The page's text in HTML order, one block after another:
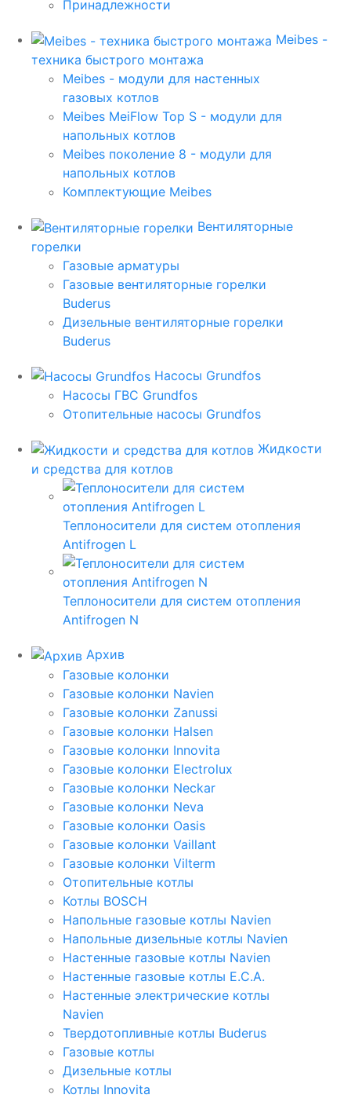
Принадлежности
Meibes -
техника быстрого монтажа
Meibes - модули для настенных
газовых котлов
Meibes MeiFlow Top S - модули для
напольных котлов
Meibes поколение 8 - модули для
напольных котлов
Комплектующие Meibes
Вентиляторные
горелки
Газовые арматуры
Газовые вентиляторные горелки
Buderus
Дизельные вентиляторные горелки
Buderus
Насосы Grundfos
Насосы ГВС Grundfos
Отопительные насосы Grundfos
Жидкости
и средства для котлов
Теплоносители для систем отопления
Antifrogen L
Теплоносители для систем отопления
Antifrogen N
Архив
Газовые колонки
Газовые колонки Navien
Газовые колонки Zanussi
Газовые колонки Halsen
Газовые колонки Innovita
Газовые колонки Electrolux
Газовые колонки Neckar
Газовые колонки Neva
Газовые колонки Oasis
Газовые колонки Vaillant
Газовые колонки Vilterm
Отопительные котлы
Котлы BOSCH
Напольные газовые котлы Navien
Напольные дизельные котлы Navien
Настенные газовые котлы Navien
Настенные газовые котлы E.C.A.
Настенные электрические котлы
Navien
Твердотопливные котлы Buderus
Газовые котлы
Дизельные котлы
Котлы Innovita